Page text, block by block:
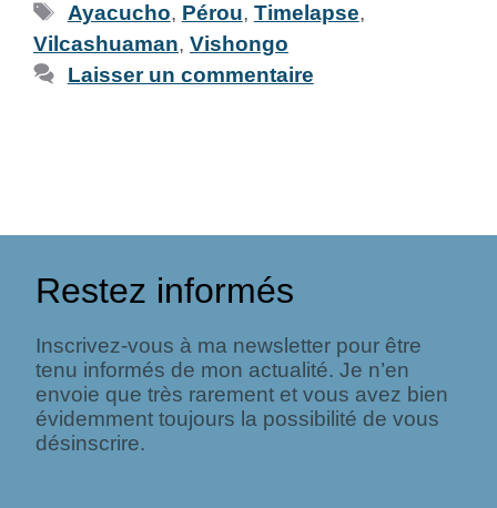
Ayacucho, Pérou, Timelapse,
Vilcashuaman, Vishongo
Laisser un commentaire
Restez informés
Inscrivez-vous à ma newsletter pour être
tenu informés de mon actualité. Je n’en
envoie que très rarement et vous avez bien
évidemment toujours la possibilité de vous
désinscrire.